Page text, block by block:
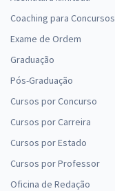
Coaching para Concursos
Exame de Ordem
Graduação
Pós-Graduação
Cursos por Concurso
Cursos por Carreira
Cursos por Estado
Cursos por Professor
Oficina de Redação